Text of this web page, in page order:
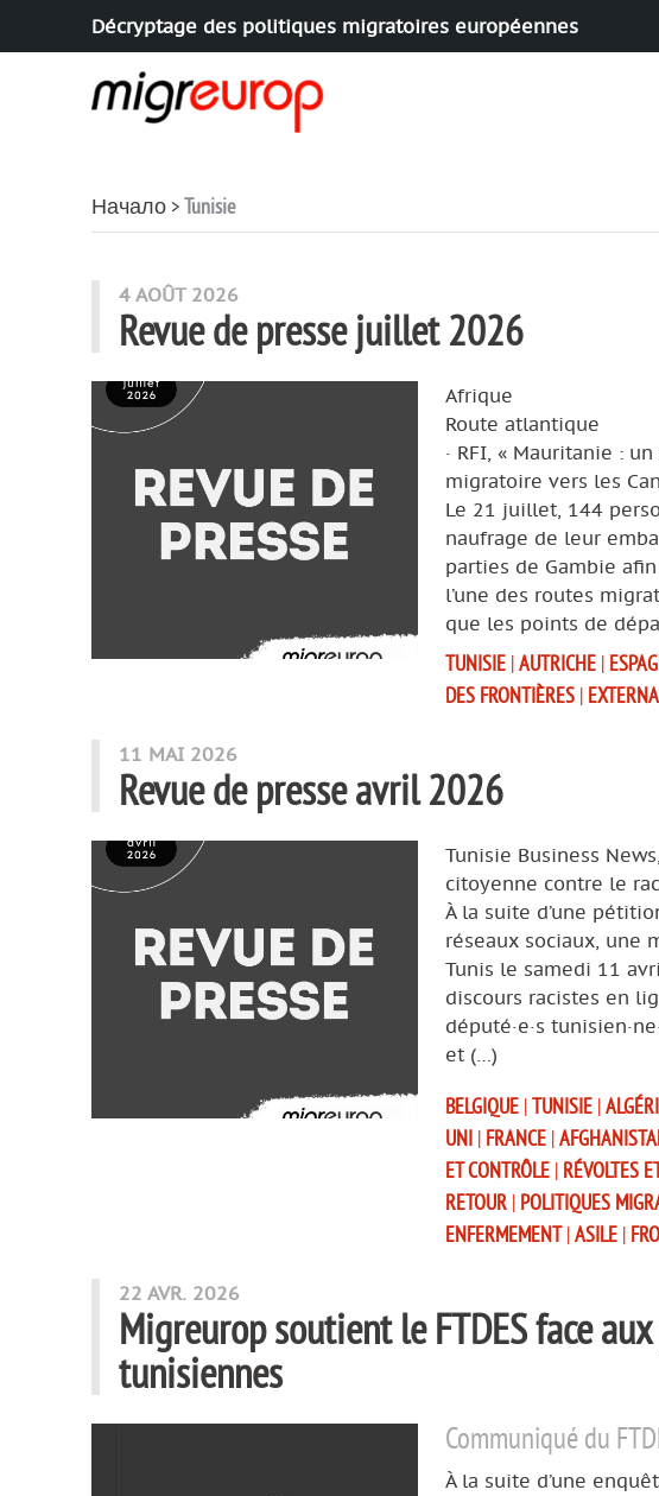
Aller à la navigation
Aller au contenu
Décryptage des politiques migratoires européennes
Начало Tunisie
articles mots
4 AOÛT 2026
Revue de presse juillet 2026
Afrique
Route atlantique
· RFI, « Mauritanie :
migratoire vers les
Le 21 juillet, 144
naufrage de leur
parties de Gambie
l’une des routes
que les points de
TUNISIE |AUTRICHE |
DES FRONTIÈRES |
11 MAI 2026
Revue de presse avril 2026
Tunisie Business
citoyenne contre le
À la suite d’une
réseaux sociaux, une
Tunis le samedi 11
discours racistes en
député·e·s
et (…)
BELGIQUE |TUNISIE |
UNI | FRANCE |
ET CONTRÔLE | RÉVOLTES
RETOUR | POLITIQUES
ENFERMEMENT |ASILE |
22 AVR. 2026
Migreurop soutient le FTDES face
tunisiennes
Communiqué du
À la suite d’une